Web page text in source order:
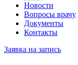
Новости
Вопросы врачу
Документы
Контакты
Заявка на запись